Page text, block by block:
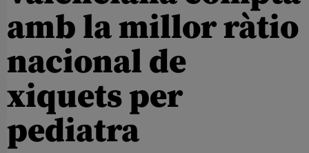
amb la millor ràtio
nacional de
xiquets per
pediatra